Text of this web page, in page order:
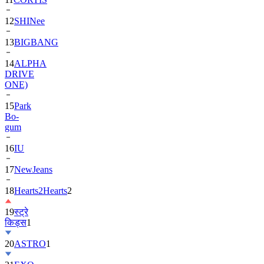
13BIGBANG
14ALPHA
DRIVE
ONE)
15Park
Bo-
gum
16IU
17NewJeans
18Hearts2Hearts
19स्ट्रे
किड्स
20ASTRO
21EXO